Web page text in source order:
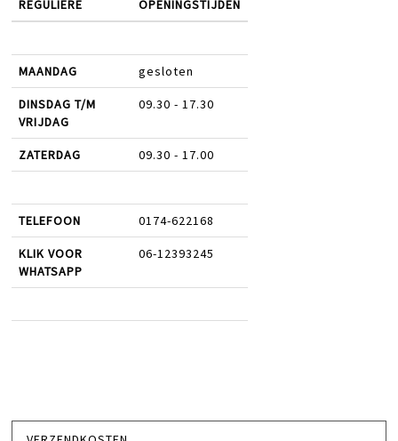
REGULIERE OPENINGSTIJDEN
MAANDAG gesloten
DINSDAG T/M
VRIJDAG
09.30 - 17.30
ZATERDAG 09.30 - 17.00
TELEFOON 0174-622168
KLIK VOOR
WHATSAPP
06-12393245